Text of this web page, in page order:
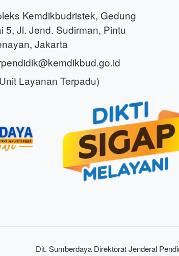
Kemdikbudristek, Gedung
5, Jl. Jend. Sudirman, Pintu
Jakarta
Layanan Terpadu)
Dit. Sumberdaya Direktorat Jenderal